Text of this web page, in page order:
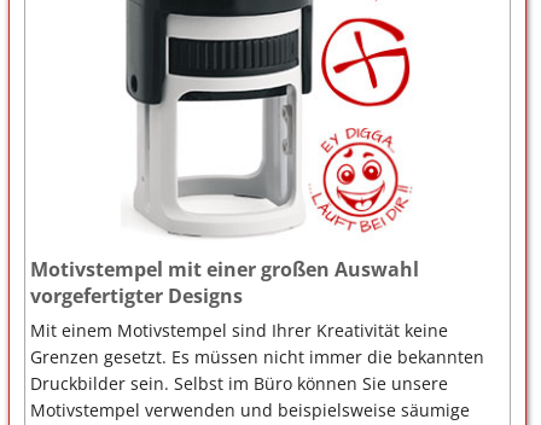
Motivstempel mit einer großen Auswahl
vorgefertigter Designs
Mit einem Motivstempel sind Ihrer Kreativität keine
Grenzen gesetzt. Es müssen nicht immer die bekannten
Druckbilder sein. Selbst im Büro können Sie unsere
Motivstempel verwenden und beispielsweise säumige